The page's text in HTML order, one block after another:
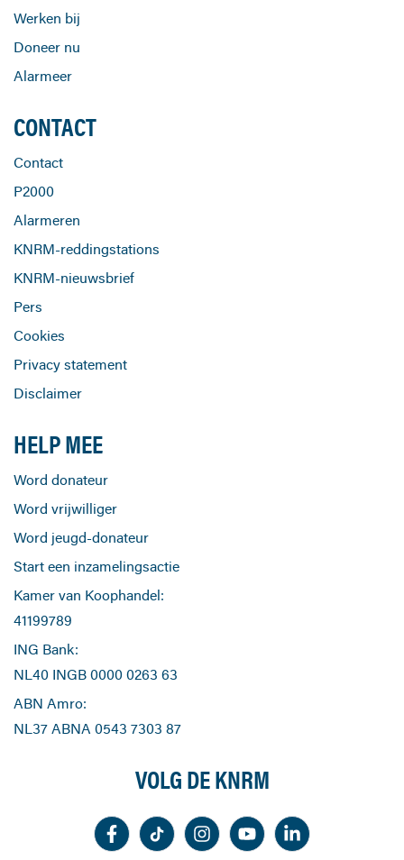
Werken bij
Doneer nu
Alarmeer
CONTACT
Contact
P2000
Alarmeren
KNRM-reddingstations
KNRM-nieuwsbrief
Pers
Cookies
Privacy statement
Disclaimer
HELP MEE
Word donateur
Word vrijwilliger
Word jeugd-donateur
Start een inzamelingsactie
Kamer van Koophandel:
41199789
ING Bank:
NL40 INGB 0000 0263 63
ABN Amro:
NL37 ABNA 0543 7303 87
VOLG DE KNRM